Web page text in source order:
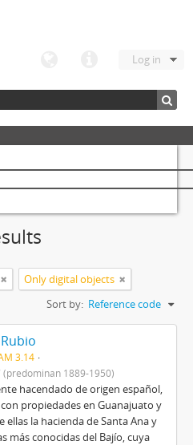
Log in
Only digital objects
Sort by: Reference code
3.14
(predominan 1889-1950)
hacendado de origen español,
propiedades en Guanajuato y
ellas la hacienda de Santa Ana y
más conocidas del Bajío, cuya